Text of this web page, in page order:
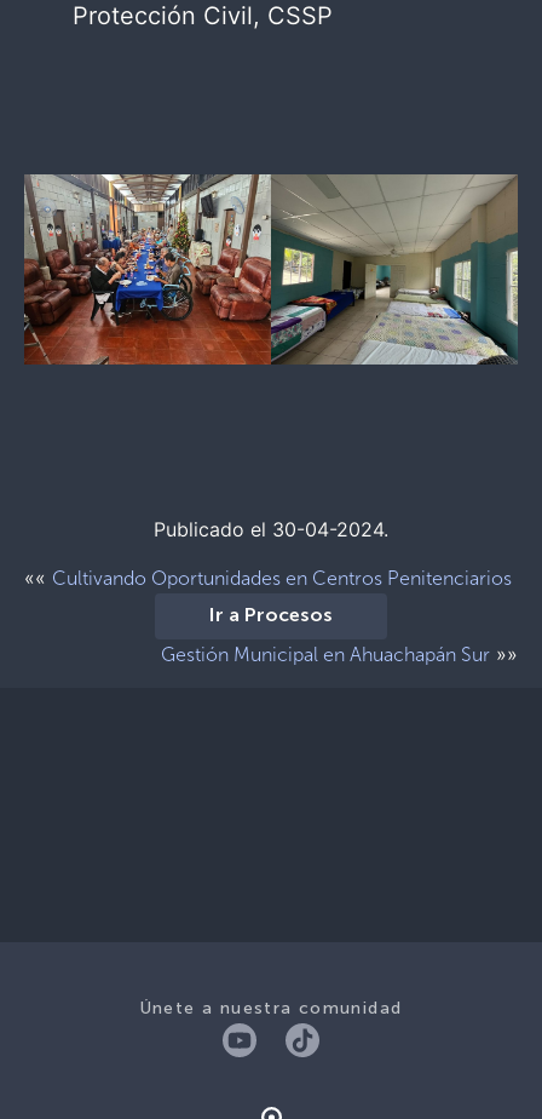
Protección Civil, CSSP
Publicado el 30-04-2024.
«« Cultivando Oportunidades en Centros Penitenciarios
Ir a Procesos
Gestión Municipal en Ahuachapán Sur »»
Únete a nuestra comunidad